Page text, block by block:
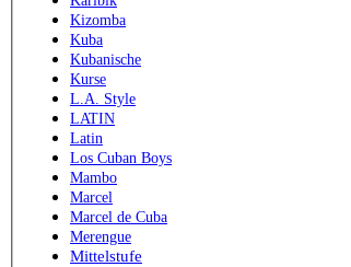
Kizomba
Kuba
Kubanische
Kurse
L.A. Style
LATIN
Latin
Los Cuban Boys
Mambo
Marcel
Marcel de Cuba
Merengue
Mittelstufe